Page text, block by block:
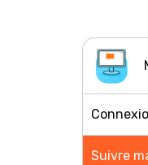
pour
afficher
les
Suivre